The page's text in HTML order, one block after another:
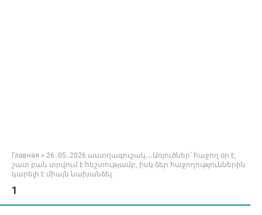
Главная » 26․05․2026 աստղագուշակ․․․Առյուծներ՝ հաջող օր է,
շատ բան տրվում է հեշտությամբ, իսկ ձեր հաջողություններին
կարելի է միայն նախանձել
1